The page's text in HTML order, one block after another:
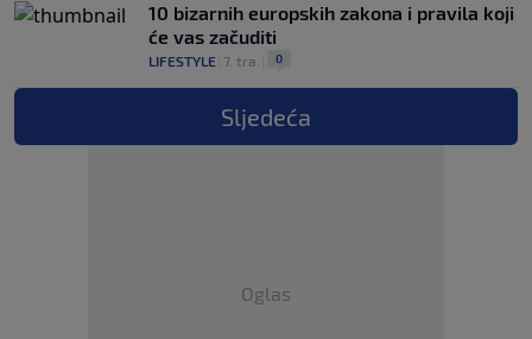
10 bizarnih europskih zakona i pravila koji
će vas začuditi
LIFESTYLE 7. tra. 0
Sljedeća
Oglas